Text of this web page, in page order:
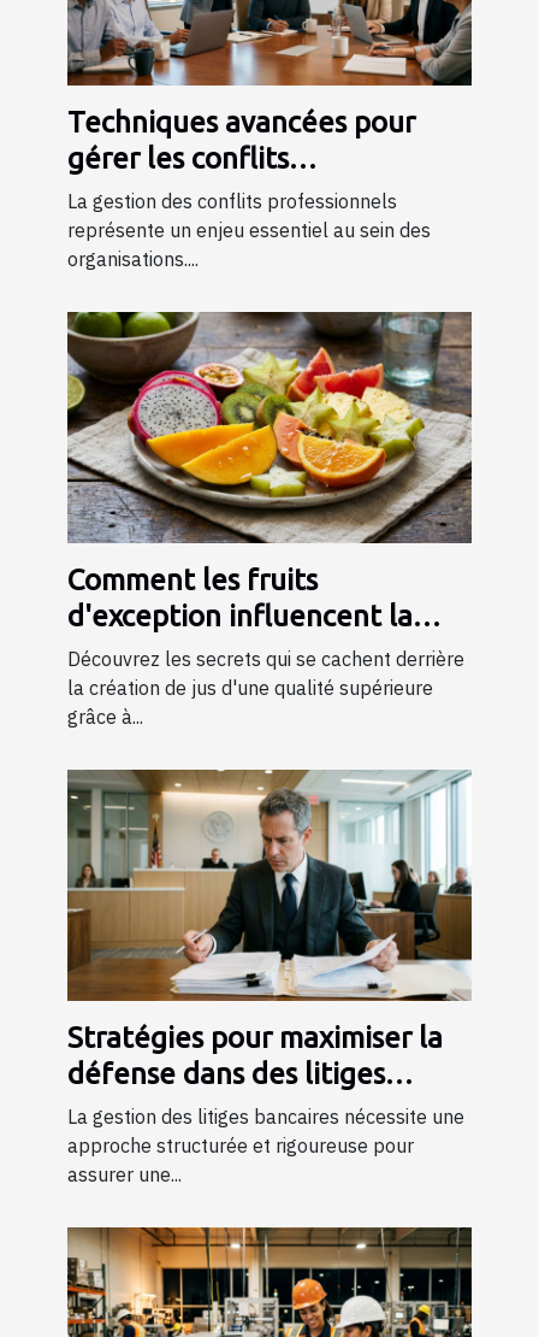
Techniques avancées pour
gérer les conflits
professionnels grâce à la
formation
La gestion des conflits professionnels
représente un enjeu essentiel au sein des
organisations....
Comment les fruits
d'exception influencent la
qualité des jus ?
Découvrez les secrets qui se cachent derrière
la création de jus d'une qualité supérieure
grâce à...
Stratégies pour maximiser la
défense dans des litiges
bancaires
La gestion des litiges bancaires nécessite une
approche structurée et rigoureuse pour
assurer une...